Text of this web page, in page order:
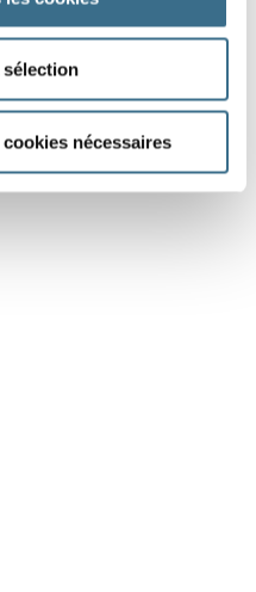
nécessaires
in the singular.
coupables, qui ça peut